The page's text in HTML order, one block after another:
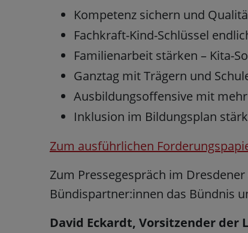
Kompetenz sichern und
Fachkraft-Kind-Schlüssel
Familienarbeit stärken – Kita-
Ganztag mit Trägern und
Ausbildungsoffensive mit
Inklusion im Bildungsplan
Zum ausführlichen
Zum Pressegespräch im
Bündispartner:innen das Bündnis
David Eckardt, Vorsitzender der